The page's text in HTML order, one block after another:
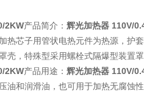
2KW产品简介： 辉光加热器 110V/
热芯子用管状电热元件为热源，护
壳，特殊型采用螺栓式隔爆型装置
2KW产品用途： 辉光加热器 110V/
油和润滑油，也可用于加热无腐蚀性